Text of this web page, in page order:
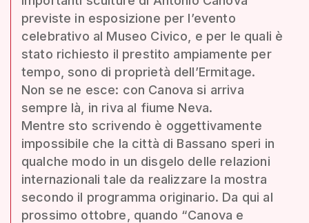
previste in esposizione per l’evento
celebrativo al Museo Civico, e per le quali è
stato richiesto il prestito ampiamente per
tempo, sono di proprietà dell’Ermitage.
Non se ne esce: con Canova si arriva
sempre là, in riva al fiume Neva.
Mentre sto scrivendo è oggettivamente
impossibile che la città di Bassano speri in
qualche modo in un disgelo delle relazioni
internazionali tale da realizzare la mostra
secondo il programma originario. Da qui al
prossimo ottobre, quando “Canova e